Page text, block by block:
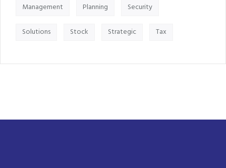
Management Planning Security
Solutions Stock Strategic Tax